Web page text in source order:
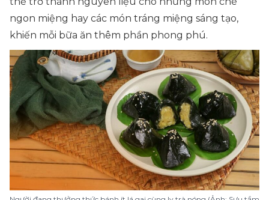
ngon miệng hay các món tráng miệng sáng tạo,
khiến mỗi bữa ăn thêm phần phong phú.